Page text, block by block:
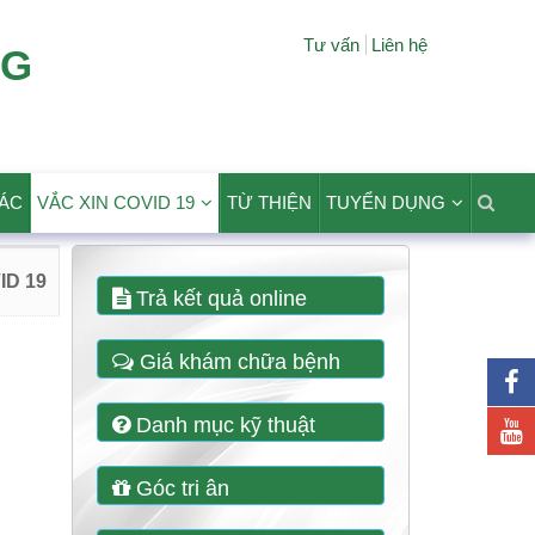
Tư vấn Liên hệ
VẮC XIN COVID 19 TỪ THIỆN TUYỂN DỤNG
19
Trả kết quả online
Giá khám chữa bệnh
Danh mục kỹ thuật
Góc tri ân